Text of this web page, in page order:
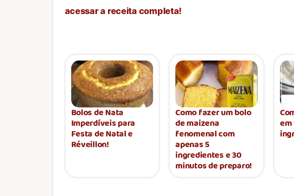
acessar a receita completa!
Bolos de Nata
Imperdíveis para
Festa de Natal e
Réveillon!
Como fazer um bolo
de maizena
fenomenal com
apenas 5
ingredientes e 30
minutos de preparo!